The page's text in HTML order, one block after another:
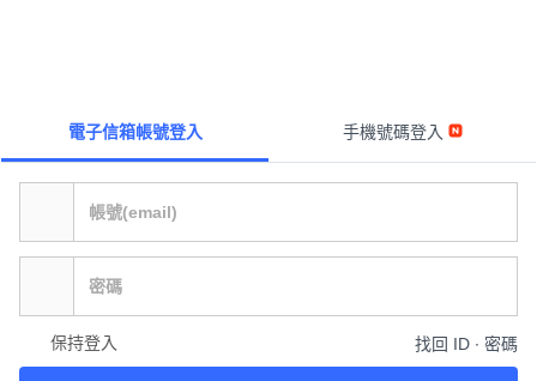
電子信箱帳號登入 手機號碼登入
保持登入 找回 ID ∙ 密碼